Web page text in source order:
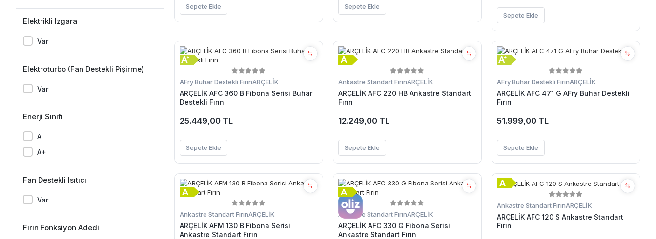
Elektrikli Izgara
Var
Elektroturbo (Fan Destekli Pişirme)
Var
Enerji Sınıfı
A
A+
Fan Destekli Isıtıcı
Var
Fırın Fonksiyon Adedi
Sepete Ekle Sepete Ekle
Sepete Ekle
AFry Buhar Destekli FırınARÇELİK
ARÇELİK AFC 360 B Fibona Serisi Buhar
Destekli Fırın
25.449,00 TL
Sepete Ekle
Ankastre Standart FırınARÇELİK
ARÇELİK AFC 220 HB Ankastre Standart
Fırın
12.249,00 TL
Sepete Ekle
AFry Buhar Destekli FırınARÇELİK
ARÇELİK AFC 471 G AFry Buhar Destekli
Fırın
51.999,00 TL
Sepete Ekle
Ankastre Standart FırınARÇELİK
ARÇELİK AFM 130 B Fibona Serisi
Ankastre Standart Fırın
Ankastre Standart FırınARÇELİK
ARÇELİK AFC 330 G Fibona Serisi
Ankastre Standart Fırın
Ankastre Standart FırınARÇELİK
ARÇELİK AFC 120 S Ankastre Standart
Fırın